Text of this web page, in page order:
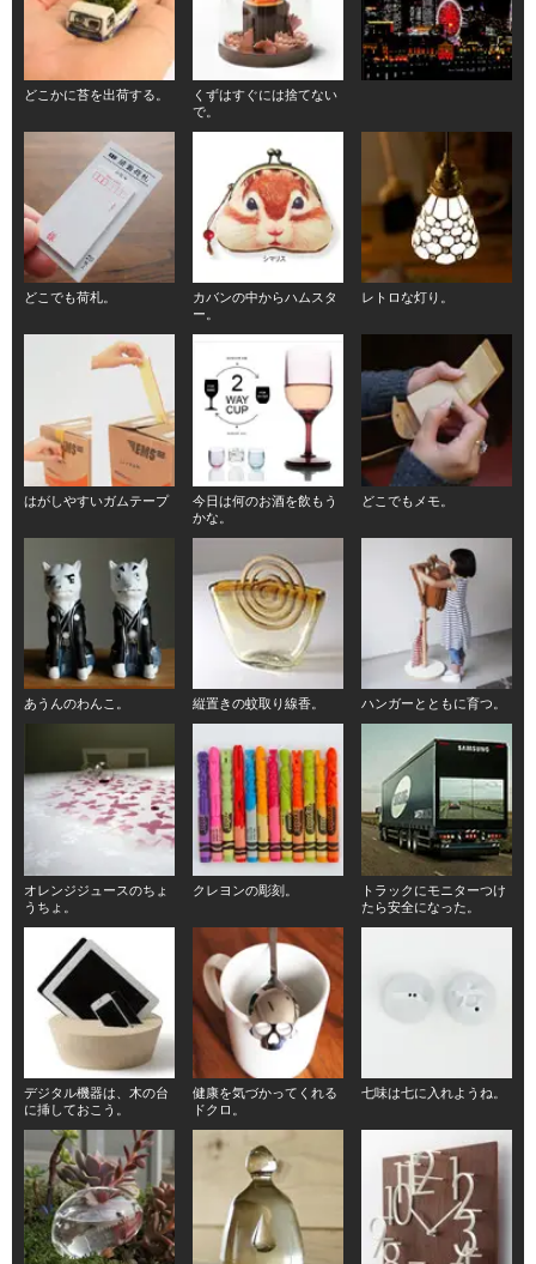
どこかに苔を出荷する。
くずはすぐには捨てない
で。
どこでも荷札。
カバンの中からハムスタ
ー。
レトロな灯り。
はがしやすいガムテープ
今日は何のお酒を飲もう
かな。
どこでもメモ。
あうんのわんこ。 縦置きの蚊取り線香。 ハンガーとともに育つ。
オレンジジュースのちょ
うちょ。
クレヨンの彫刻。
トラックにモニターつけ
たら安全になった。
デジタル機器は、木の台
に挿しておこう。
健康を気づかってくれる
ドクロ。
七味は七に入れようね。